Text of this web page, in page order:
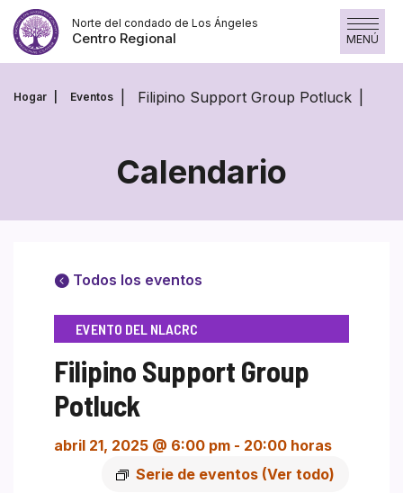
Saltar
contenido
Norte del condado de Los Ángeles
Centro Regional MENÚ
Hogar Eventos Filipino Support Group Potluck
Calendario
Todos los eventos
EVENTO DEL NLACRC
Filipino Support Group
Potluck
abril 21, 2025 @ 6:00 pm - 20:00 horas
Serie de eventos (Ver todo)